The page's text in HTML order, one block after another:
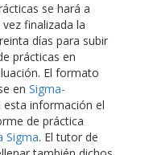
se hará a
vez finalizada la
días para subir
prácticas en
El formato
en Sigma-
esta información el
de práctica
Sigma. El tutor de